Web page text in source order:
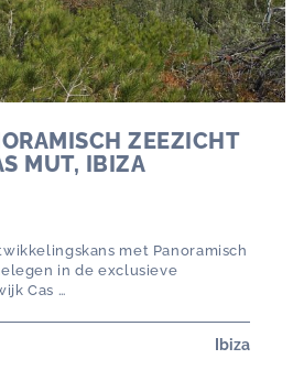
ZEEZICHT
MUT, IBIZA
met Panoramisch
in de exclusieve
Cas …
Ibiza